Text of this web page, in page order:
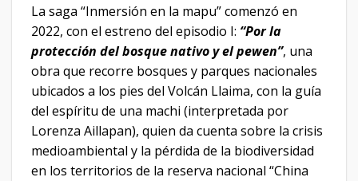
La saga “Inmersión en la mapu” comenzó en
2022, con el estreno del episodio I: “Por la
protección del bosque nativo y el pewen”, una
obra que recorre bosques y parques nacionales
ubicados a los pies del Volcán Llaima, con la guía
del espíritu de una machi (interpretada por
Lorenza Aillapan), quien da cuenta sobre la crisis
medioambiental y la pérdida de la biodiversidad
en los territorios de la reserva nacional “China